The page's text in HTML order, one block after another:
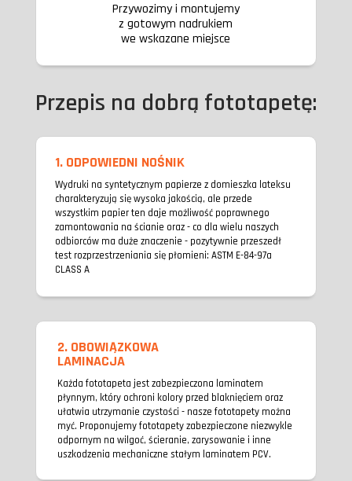
Przywozimy i montujemy
z gotowym nadrukiem
we wskazane miejsce
Przepis na dobrą fototapetę:
1. ODPOWIEDNI NOŚNIK
Wydruki na syntetycznym papierze z domieszka lateksu
charakteryzują się wysoka jakością, ale przede
wszystkim papier ten daje możliwość poprawnego
zamontowania na ścianie oraz - co dla wielu naszych
odbiorców ma duże znaczenie - pozytywnie przeszedł
test rozprzestrzeniania się płomieni: ASTM E-84-97a
CLASS A
2. OBOWIĄZKOWA
LAMINACJA
Każda fototapeta jest zabezpieczona laminatem
płynnym, który ochroni kolory przed blaknięciem oraz
ułatwia utrzymanie czystości - nasze fototapety można
myć. Proponujemy fototapety zabezpieczone niezwykle
odpornym na wilgoć, ścieranie, zarysowanie i inne
uszkodzenia mechaniczne stałym laminatem PCV.